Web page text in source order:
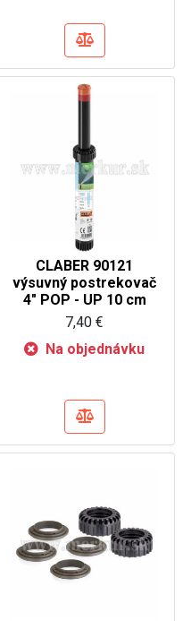
CLABER 90121
výsuvný postrekovač
4" POP - UP 10 cm
7,40 €
Na objednávku